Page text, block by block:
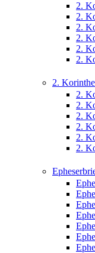
2.
2.
2.
2.
2.
2.
2.
2.
2.
2.
2.
2.
2.